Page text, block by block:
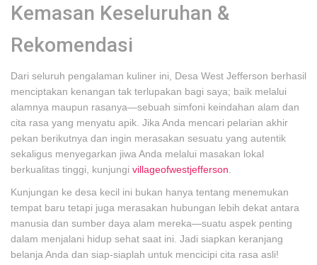
Kemasan Keseluruhan &
Rekomendasi
Dari seluruh pengalaman kuliner ini, Desa West Jefferson berhasil
menciptakan kenangan tak terlupakan bagi saya; baik melalui
alamnya maupun rasanya—sebuah simfoni keindahan alam dan
cita rasa yang menyatu apik. Jika Anda mencari pelarian akhir
pekan berikutnya dan ingin merasakan sesuatu yang autentik
sekaligus menyegarkan jiwa Anda melalui masakan lokal
berkualitas tinggi, kunjungi villageofwestjefferson
Kunjungan ke desa kecil ini bukan hanya tentang menemukan
tempat baru tetapi juga merasakan hubungan lebih dekat antara
manusia dan sumber daya alam mereka—suatu aspek penting
dalam menjalani hidup sehat saat ini. Jadi siapkan keranjang
belanja Anda dan siap-siaplah untuk mencicipi cita rasa asli!